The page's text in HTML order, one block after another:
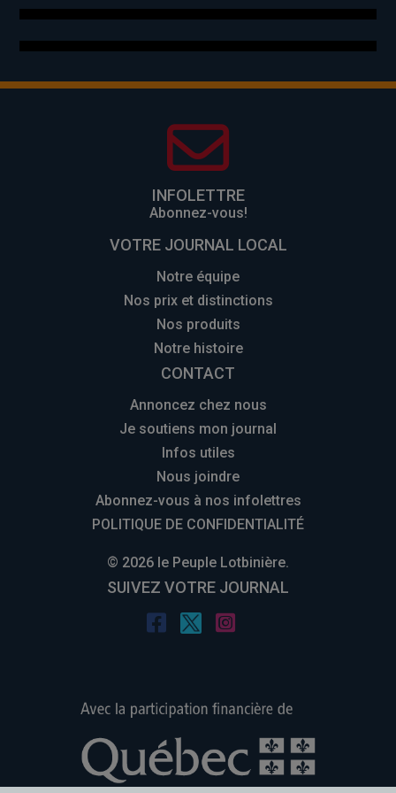
INFOLETTRE
Abonnez-vous!
VOTRE JOURNAL LOCAL
Notre équipe
Nos prix et distinctions
Nos produits
Notre histoire
CONTACT
Annoncez chez nous
Je soutiens mon journal
Infos utiles
Nous joindre
Abonnez-vous à nos infolettres
POLITIQUE DE CONFIDENTIALITÉ
© 2026 le Peuple Lotbinière.
SUIVEZ VOTRE JOURNAL